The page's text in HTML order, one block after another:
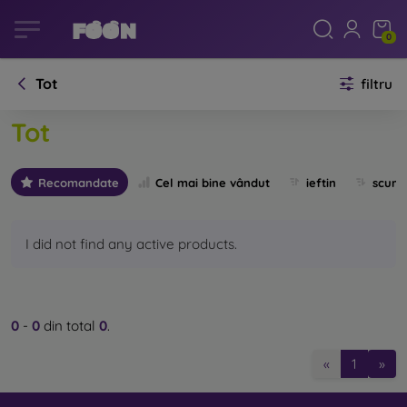
0
Tot filtru
Tot
Recomandate Cel mai bine vândut ieftin
I did not find any active products.
0 - 0 din total 0.
« 1 »